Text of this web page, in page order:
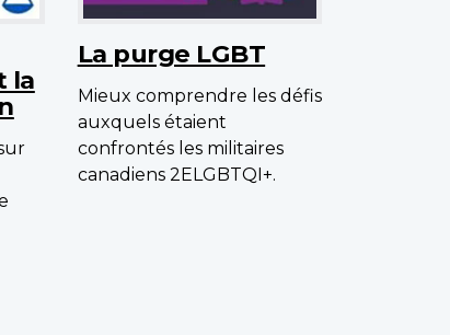
la
La purge LGBT
Mieux comprendre les défis
auxquels étaient
confrontés les militaires
canadiens 2ELGBTQI+.